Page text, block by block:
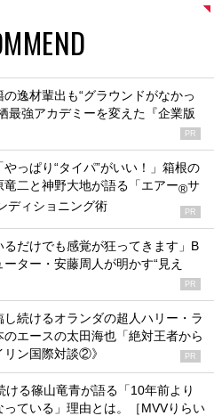
の逸材輩出も“グラウンドがなかっ
最強アカデミーを変えた『企業版
PR
やっぱり“タイパ”がいい！」箱根の
二と神野大地が語る「エアー®サ
ディショニング術 PR
るだけでも感覚が狂ってきます」B
ター・安藤周人が明かす“見え
PR
続けるオランダの超人ハリー・ラ
のエースの太田海也「絶対王者から
ン国際対談②》
PR
ける篠山竜青が語る「10年前より
っている」理由とは。［MVVりらい